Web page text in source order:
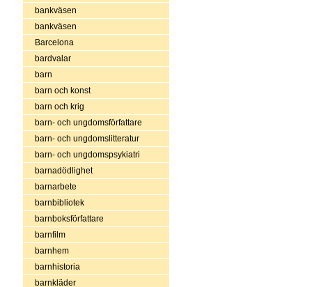
bankväsen
bankväsen
Barcelona
bardvalar
barn
barn och konst
barn och krig
barn- och ungdomsförfattare
barn- och ungdomslitteratur
barn- och ungdomspsykiatri
barnadödlighet
barnarbete
barnbibliotek
barnboksförfattare
barnfilm
barnhem
barnhistoria
barnkläder